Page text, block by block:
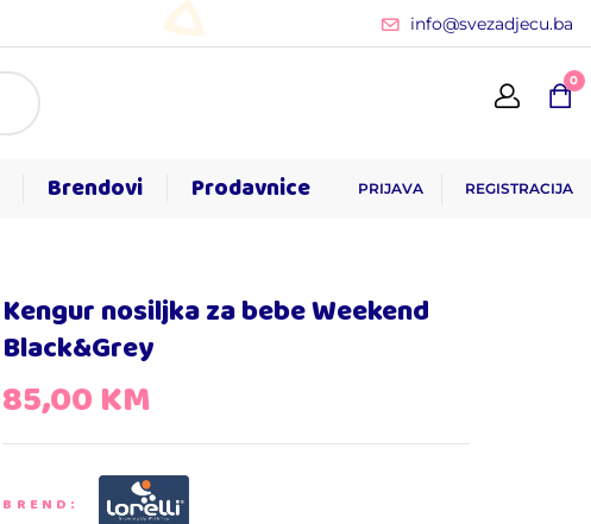
info@svezadjecu.ba
0
Brendovi Prodavnice PRIJAVA REGISTRACIJA
Kengur nosiljka za bebe Weekend
Black&Grey
85,00KM
BREND: